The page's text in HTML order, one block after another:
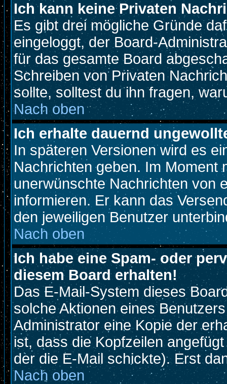
Ich kann keine Privaten
Es gibt drei mögliche Gründe
eingeloggt, der Board-
für das gesamte Board
Schreiben von Privaten
sollte, solltest du ihn fragen,
Nach oben
Ich erhalte dauernd
In späteren Versionen wird es
Nachrichten geben. Im Moment
unerwünschte Nachrichten von
informieren. Er kann das
den jeweiligen Benutzer
Nach oben
Ich habe eine Spam- oder
diesem Board erhalten!
Das E-Mail-System dieses
solche Aktionen eines
Administrator eine Kopie der
ist, dass die Kopfzeilen
der die E-Mail schickte). Erst
Nach oben